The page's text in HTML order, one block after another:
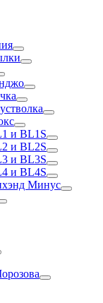
и BL1S
и BL2S
и BL3S
и BL4S
Минус